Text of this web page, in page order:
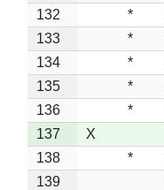
132
*
133
*
134
*
135
*
136
*
137
X
138
*
139